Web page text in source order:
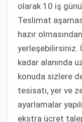
olarak 10 iş
Teslimat
hazır
yerleşebilirsiniz.
kadar alanında
konuda sizlere
tesisatı, yer ve
ayarlamalar
ekstra ücret